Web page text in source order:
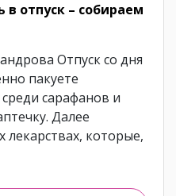
в отпуск – собираем
Отпуск со дня
пакуете
сарафанов и
Далее
лекарствах, которые,